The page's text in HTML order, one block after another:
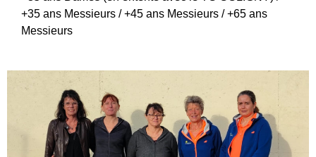
+35 ans Messieurs / +45 ans Messieurs / +65 ans
Messieurs